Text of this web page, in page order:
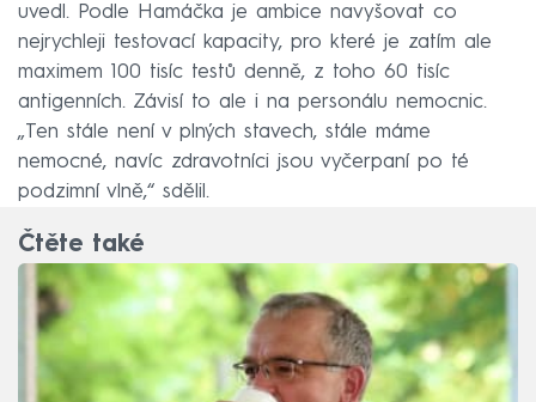
uvedl. Podle Hamáčka je ambice navyšovat co
nejrychleji testovací kapacity, pro které je zatím ale
maximem 100 tisíc testů denně, z toho 60 tisíc
antigenních. Závisí to ale i na personálu nemocnic.
„Ten stále není v plných stavech, stále máme
nemocné, navíc zdravotníci jsou vyčerpaní po té
podzimní vlně,“ sdělil.
Čtěte také